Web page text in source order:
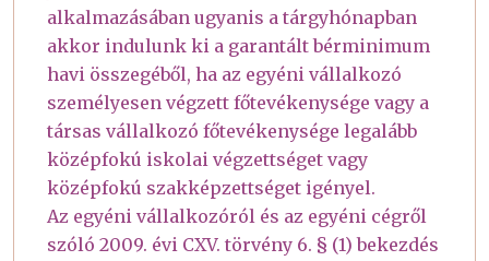
alkalmazásában ugyanis a tárgyhónapban
akkor indulunk ki a garantált bérminimum
havi összegéből, ha az egyéni vállalkozó
személyesen végzett főtevékenysége vagy a
társas vállalkozó főtevékenysége legalább
középfokú iskolai végzettséget vagy
középfokú szakképzettséget igényel.
Az egyéni vállalkozóról és az egyéni cégről
szóló 2009. évi CXV. törvény 6. § (1) bekezdés